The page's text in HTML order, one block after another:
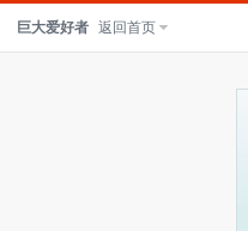
巨大爱好者 返回首页